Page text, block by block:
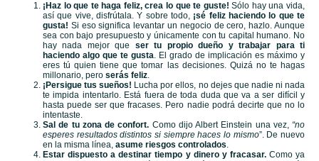
¡Haz lo que te haga feliz, crea lo que te guste! Sólo hay una vida,
así que vive, disfrútala. Y sobre todo, ¡sé feliz haciendo lo que te
gusta! Si eso significa levantar un negocio de cero, hazlo. Aunque
sea con bajo presupuesto y únicamente con tu capital humano. No
hay nada mejor que ser tu propio dueño y trabajar para ti
haciendo algo que te gusta. El grado de implicación es máximo y
eres tú quien tiene que tomar las decisiones. Quizá no te hagas
millonario, pero serás feliz.
¡Persigue tus sueños! Lucha por ellos, no dejes que nadie ni nada
te impida intentarlo. Está fuera de toda duda que va a ser difícil y
hasta puede ser que fracases. Pero nadie podrá decirte que no lo
intentaste.
Sal de tu zona de confort. Como dijo Albert Einstein una vez, “no
esperes resultados distintos si siempre haces lo mismo”. De nuevo
en la misma línea, asume riesgos controlados.
Estar dispuesto a destinar tiempo y dinero y fracasar.Como ya